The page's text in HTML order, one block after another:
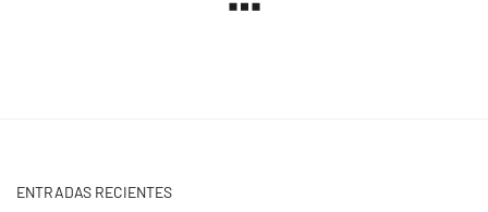
ENTRADAS RECIENTES